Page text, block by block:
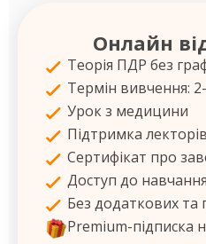
Онлайн
Теорія ПДР без
Термін вивчення:
Урок з медицини
Підтримка
Сертифікат про
Доступ до
Без додаткових та
Premium-підписка